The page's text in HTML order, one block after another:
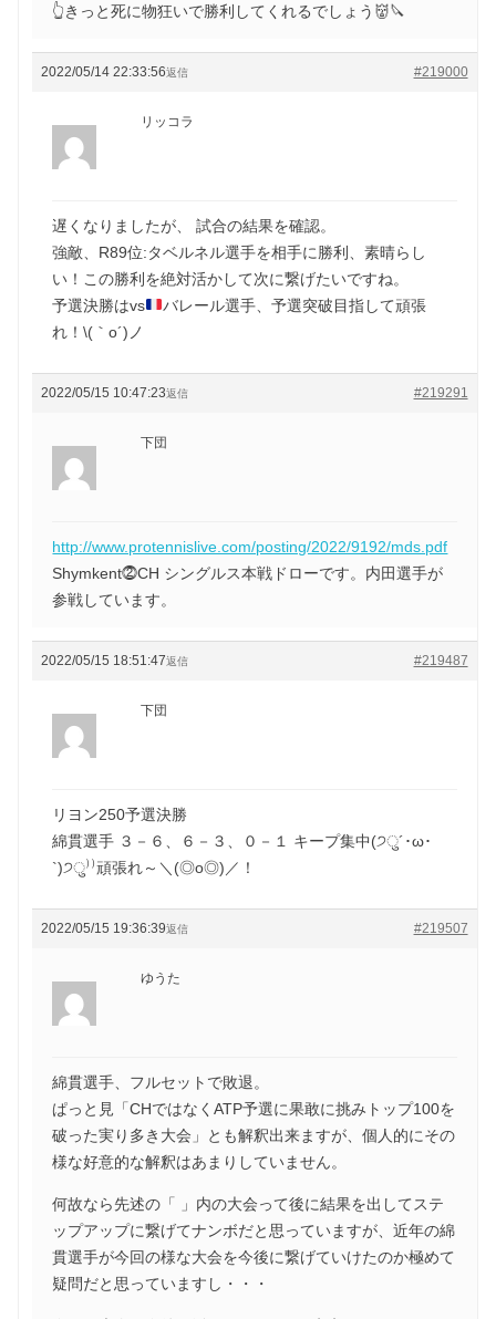
👆きっと死に物狂いで勝利してくれるでしょう👹🔪
2022/05/14 22:33:56 #219000
返信
リッコラ
遅くなりましたが、 試合の結果を確認。
強敵、R89位:タベルネル選手を相手に勝利、素晴らし
い！この勝利を絶対活かして次に繋げたいですね。
予選決勝はvs
バレール選手、予選突破目指して頑張
れ！\(｀o´)ノ
2022/05/15 10:47:23 #219291
返信
下団
http://www.protennislive.com/posting/2022/9192/mds.pdf
Shymkent⓶CH シングルス本戦ドローです。内田選手が
参戦しています。
2022/05/15 18:51:47 #219487
返信
下団
リヨン250予選決勝
綿貫選手 ３－６、６－３、０－１ キープ集中(੭ु´･ω･
`)੭ु⁾⁾頑張れ～＼(◎o◎)／！
2022/05/15 19:36:39 #219507
返信
ゆうた
綿貫選手、フルセットで敗退。
ぱっと見「CHではなくATP予選に果敢に挑みトップ100を
破った実り多き大会」とも解釈出来ますが、個人的にその
様な好意的な解釈はあまりしていません。
何故なら先述の「 」内の大会って後に結果を出してステ
ップアップに繋げてナンボだと思っていますが、近年の綿
貫選手が今回の様な大会を今後に繋げていけたのか極めて
疑問だと思っていますし・・・